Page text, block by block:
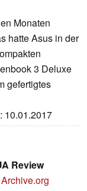
Monaten
hatte Asus in der
3 Deluxe
gefertigtes
10.01.2017
Review
Archive.org